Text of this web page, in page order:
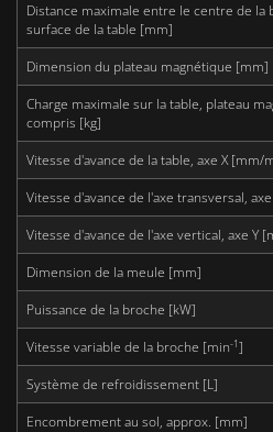
Distance maximale entre le centre de la
surface de la table [mm]
Dimension du plateau magnétique [mm]
Charge maximale sur la table, plateau
compris [kg]
Vitesse d'avance de la table, axe X [mm/
Vitesse d'avance de l'axe transversal,
Vitesse d'avance de l'axe vertical, axe Y
Dimension de la meule [mm]
Puissance de la broche [kW]
Vitesse variable de la broche [min-1]
Système de refroidissement [L]
Encombrement au sol, approx. [mm]